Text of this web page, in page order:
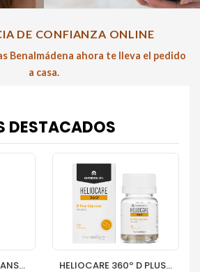
DE CONFIANZA ONLINE
Benalmádena ahora te lleva el pedido
a casa.